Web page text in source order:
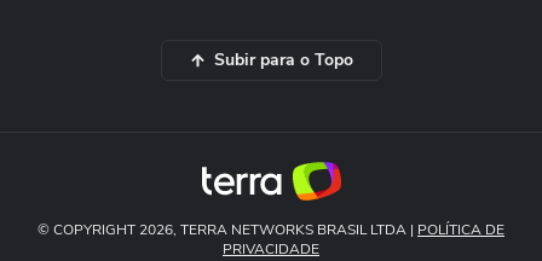
Subir para o Topo
© COPYRIGHT 2026, TERRA NETWORKS BRASIL LTDA | POLÍTICA DE
PRIVACIDADE